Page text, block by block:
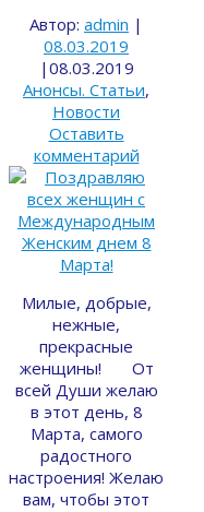
Автор: admin |
08.03.2019
| 08.03.2019
Анонсы. Статьи,
Новости
Оставить
комментарий
Милые, добрые,
нежные,
прекрасные
женщины! От
всей Души желаю
в этот день, 8
Марта, самого
радостного
настроения! Желаю
вам, чтобы этот